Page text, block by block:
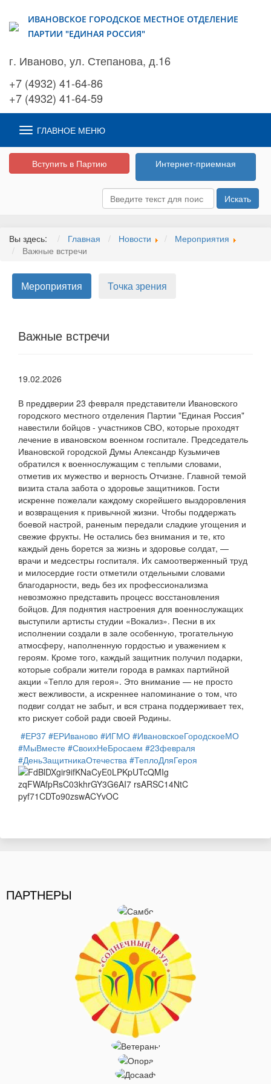
ИВАНОВСКОЕ ГОРОДСКОЕ МЕСТНОЕ ОТДЕЛЕНИЕ
ПАРТИИ "ЕДИНАЯ РОССИЯ"
г. Иваново, ул. Степанова, д.16
+7 (4932) 41-64-86
+7 (4932) 41-64-59
ГЛАВНОЕ МЕНЮ
Вступить в Партию Интернет-приемная
Искать
Вы здесь: Главная Новости
Мероприятия
Важные встречи
Мероприятия Точка зрения
Важные встречи
19.02.2026
В преддверии 23 февраля представители Ивановского
городского местного отделения Партии "Единая Россия"
навестили бойцов - участников СВО, которые проходят
лечение в ивановском военном госпитале. Председатель
Ивановской городской Думы Александр Кузьмичев
обратился к военнослужащим с теплыми словами,
отметив их мужество и верность Отчизне. Главной темой
визита стала забота о здоровье защитников. Гости
искренне пожелали каждому скорейшего выздоровления
и возвращения к привычной жизни. Чтобы поддержать
боевой настрой, раненым передали сладкие угощения и
свежие фрукты. Не остались без внимания и те, кто
каждый день борется за жизнь и здоровье солдат, —
врачи и медсестры госпиталя. Их самоотверженный труд
и милосердие гости отметили отдельными словами
благодарности, ведь без их профессионализма
невозможно представить процесс восстановления
бойцов. Для поднятия настроения для военнослужащих
выступили артисты студии «Вокализ». Песни в их
исполнении создали в зале особенную, трогательную
атмосферу, наполненную гордостью и уважением к
героям. Кроме того, каждый защитник получил подарки,
которые собрали жители города в рамках партийной
акции «Тепло для героя». Это внимание — не просто
жест вежливости, а искреннее напоминание о том, что
подвиг солдат не забыт, и вся страна поддерживает тех,
кто рискует собой ради своей Родины.
#ЕР37 #ЕРИваново #ИГМО #ИвановскоеГородскоеМО
#МыВместе #СвоихНеБросаем #23февраля
#ДеньЗащитникаОтечества #ТеплоДляГероя
ПАРТНЕРЫ